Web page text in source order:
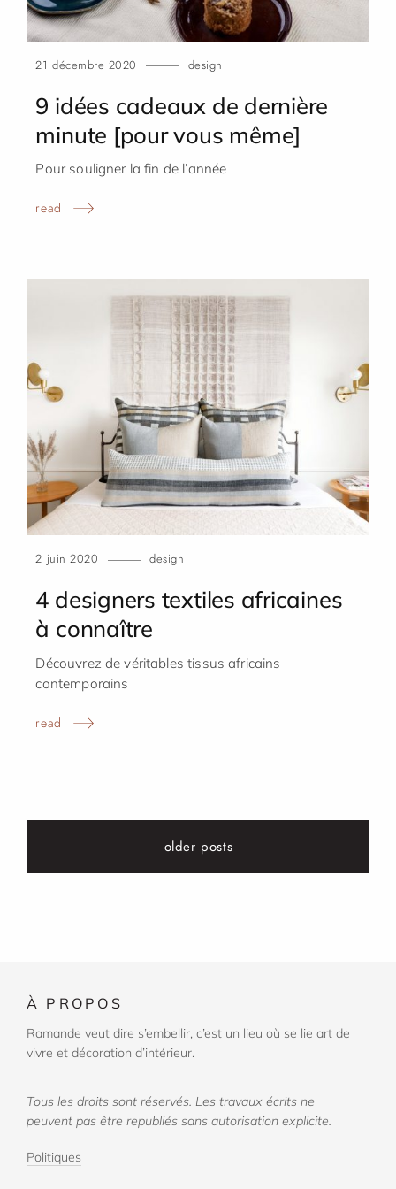
21 décembre 2020 design
9 idées cadeaux de dernière
minute [pour vous même]
Pour souligner la fin de l’année
read
2 juin 2020 design
4 designers textiles africaines
à connaître
Découvrez de véritables tissus africains
contemporains
read
older posts
À PROPOS
Ramande veut dire s’embellir, c’est un lieu où se lie art de
vivre et décoration d’intérieur.
Tous les droits sont réservés. Les travaux écrits ne
peuvent pas être republiés sans autorisation explicite.
Politiques